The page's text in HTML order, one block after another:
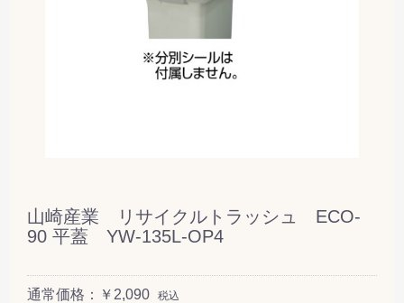
山崎産業 リサイクルトラッシュ ECO-
90 平蓋 YW-135L-OP4
通常価格：￥2,090 税込